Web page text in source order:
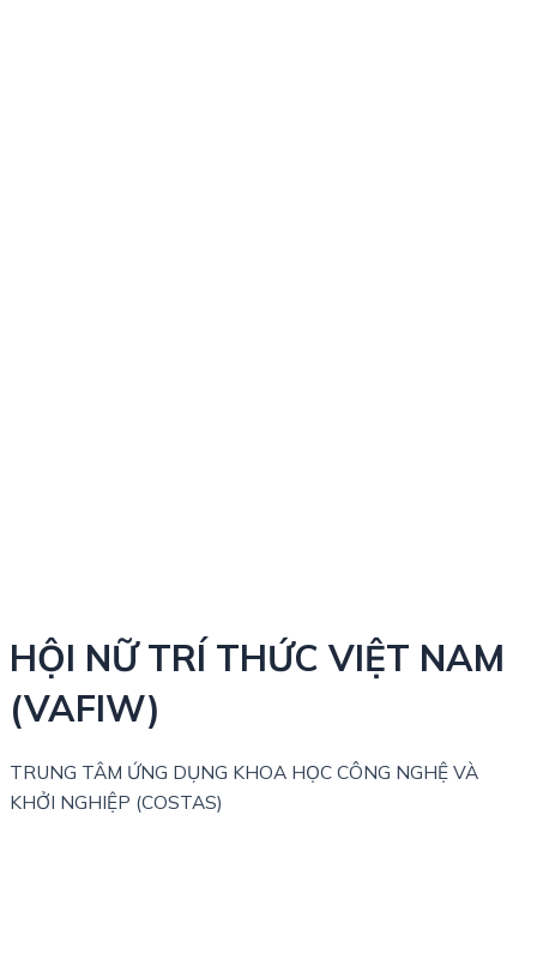
HỘI NỮ TRÍ THỨC VIỆT NAM
(VAFIW)
TRUNG TÂM ỨNG DỤNG KHOA HỌC CÔNG NGHỆ VÀ
KHỞI NGHIỆP (COSTAS)